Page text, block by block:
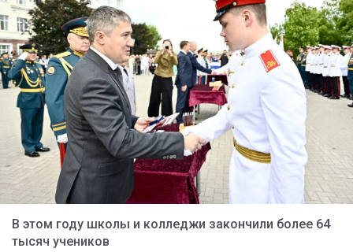
В этом году школы и колледжи закончили более 64
тысяч учеников